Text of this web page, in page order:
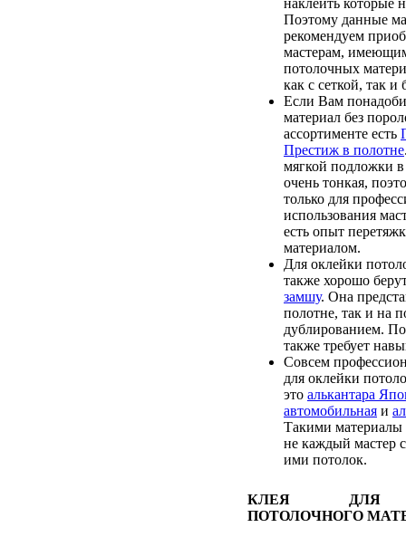
Поэтому данные
рекомендуем
мастерам,
потолочных
как с сеткой, так и
Если Вам
материал без
ассортименте есть
Престиж в полотне
мягкой подложки
очень тонкая,
только для
использования
есть опыт
материалом.
Для оклейки
также хорошо
замшу. Она
полотне, так и на
дублированием.
также требует
Совсем
для оклейки
это алькантара
автомобильная и
Такими материалы
не каждый мастер
ими потолок.
КЛЕЯ ДЛЯ
ПОТОЛОЧНОГО